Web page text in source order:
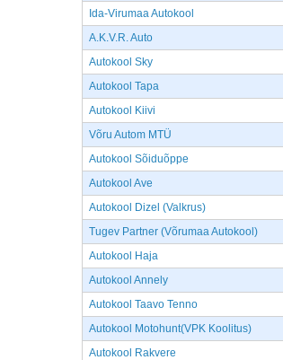
Ida-Virumaa Autokool
A.K.V.R. Auto
Autokool Sky
Autokool Tapa
Autokool Kiivi
Võru Autom MTÜ
Autokool Sõiduõppe
Autokool Ave
Autokool Dizel (Valkrus)
Tugev Partner (Võrumaa Autokool)
Autokool Haja
Autokool Annely
Autokool Taavo Tenno
Autokool Motohunt(VPK Koolitus)
Autokool Rakvere